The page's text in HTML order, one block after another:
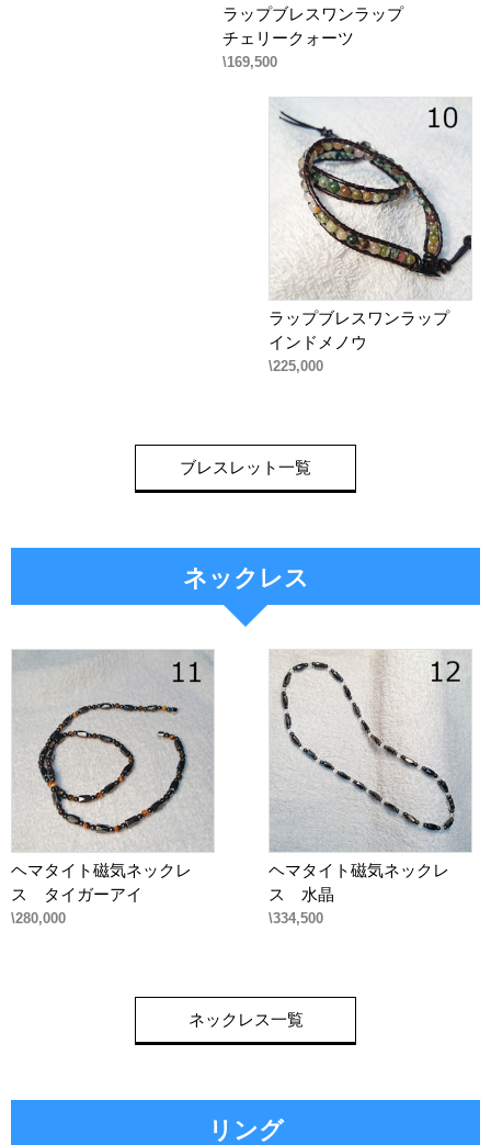
ラップブレスワンラップ
チェリークォーツ
\169,500
ラップブレスワンラップ
インドメノウ
\225,000
ブレスレット一覧
ネックレス
ヘマタイト磁気ネックレ
ス タイガーアイ
\280,000
ヘマタイト磁気ネックレ
ス 水晶
\334,500
ネックレス一覧
リング